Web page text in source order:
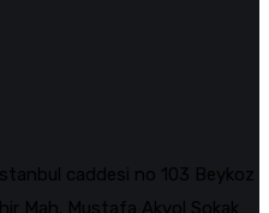
caddesi no 103 Beykoz
Mah. Mustafa Akyol Sokak